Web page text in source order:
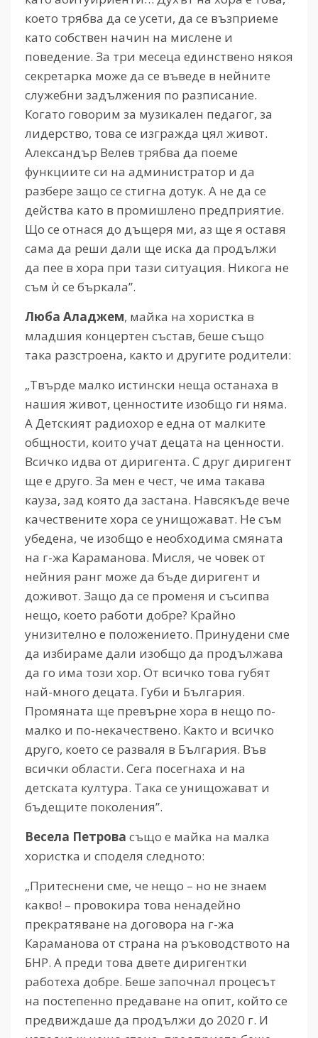
което трябва да се усети, да се възприеме
като собствен начин на мислене и
поведение. За три месеца единствено някоя
секретарка може да се въведе в нейните
служебни задължения по разписание.
Когато говорим за музикален педагог, за
лидерство, това се изгражда цял живот.
Александър Велев трябва да поеме
функциите си на администратор и да
разбере защо се стигна дотук. А не да се
действа като в промишлено предприятие.
Що се отнася до дъщеря ми, аз ще я оставя
сама да реши дали ще иска да продължи
да пее в хора при тази ситуация. Никога не
съм ѝ се бъркала”.
Люба Аладжем, майка на хористка в
младшия концертен състав, беше също
така разстроена, както и другите родители:
„Твърде малко истински неща останаха в
нашия живот, ценностите изобщо ги няма.
А Детският радиохор е една от малките
общности, които учат децата на ценности.
Всичко идва от диригента. С друг диригент
ще е друго. За мен е чест, че има такава
кауза, зад която да застана. Навсякъде вече
качествените хора се унищожават. Не съм
убедена, че изобщо е необходима смяната
на г-жа Караманова. Мисля, че човек от
нейния ранг може да бъде диригент и
доживот. Защо да се променя и съсипва
нещо, което работи добре? Крайно
унизително е положението. Принудени сме
да избираме дали изобщо да продължава
да го има този хор. От всичко това губят
най-много децата. Губи и България.
Промяната ще превърне хора в нещо по-
малко и по-некачествено. Както и всичко
друго, което се разваля в България. Във
всички области. Сега посегнаха и на
детската култура. Така се унищожават и
бъдещите поколения”.
Весела Петрова също е майка на малка
хористка и споделя следното:
„Притеснени сме, че нещо – но не знаем
какво! – провокира това ненадейно
прекратяване на договора на г-жа
Караманова от страна на ръководството на
БНР. А преди това двете диригентки
работеха добре. Беше започнал процесът
на постепенно предаване на опит, който се
предвиждаше да продължи до 2020 г. И